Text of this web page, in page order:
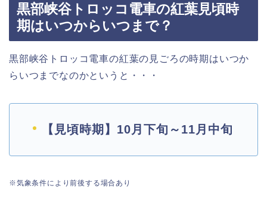
黒部峡谷トロッコ電車の紅葉見頃時
期はいつからいつまで？
黒部峡谷トロッコ電車の紅葉の見ごろの時期はいつか
らいつまでなのかというと・・・
【見頃時期】10月下旬～11月中旬
※気象条件により前後する場合あり